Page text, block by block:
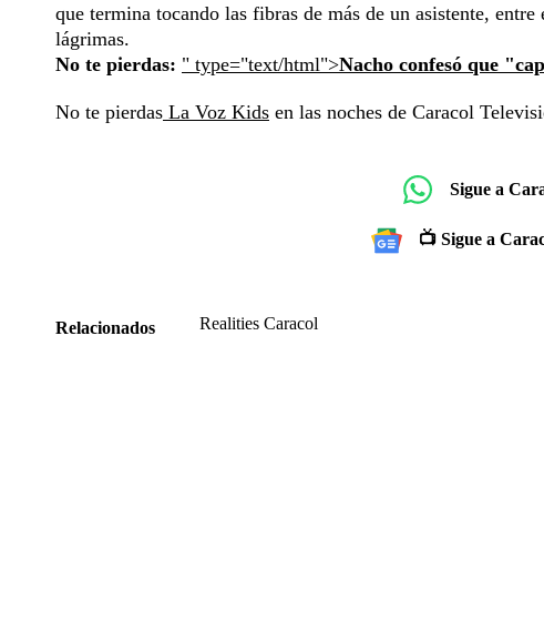
que termina tocando las fibras de más de un asistente,
lágrimas.
No te pierdas: " type="text/html">Nacho confesó que
No te pierdas La Voz Kids en las noches de Caracol
Sigue a
📺 Sigue a
Relacionados Realities Caracol